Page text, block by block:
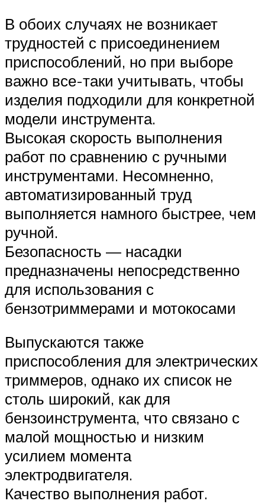
В обоих случаях не возникает
трудностей с присоединением
приспособлений, но при выборе
важно все-таки учитывать, чтобы
изделия подходили для конкретной
модели инструмента.
Высокая скорость выполнения
работ по сравнению с ручными
инструментами. Несомненно,
автоматизированный труд
выполняется намного быстрее, чем
ручной.
Безопасность — насадки
предназначены непосредственно
для использования с
бензотриммерами и мотокосами
Выпускаются также
приспособления для электрических
триммеров, однако их список не
столь широкий, как для
бензоинструмента, что связано с
малой мощностью и низким
усилием момента
электродвигателя.
Качество выполнения работ.